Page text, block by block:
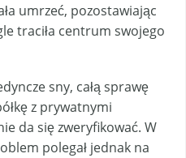
umrzeć, pozostawiając
traciła centrum swojego
sny, całą sprawę
z prywatnymi
da się zweryfikować. W
polegał jednak na